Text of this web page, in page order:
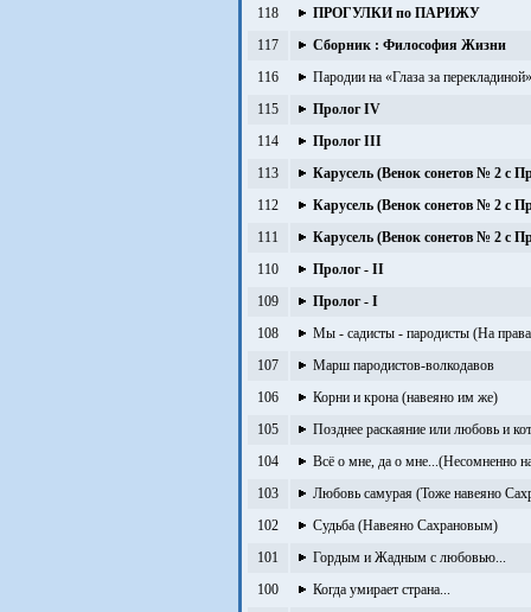
118
ПРОГУЛКИ по ПАРИЖУ
117
Сборник : Философия Жизни
116
Пародии на «Глаза за
115
Пролог IV
114
Пролог III
113
Карусель (Венок сонетов № 2 с
112
Карусель (Венок сонетов № 2 с
111
Карусель (Венок сонетов № 2 с
110
Пролог - II
109
Пролог - I
108
Мы - садисты - пародисты (На
107
Марш пародистов-волкодавов
106
Корни и крона (навеяно им же)
105
Позднее раскаяние или любовь и
104
Всё о мне, да о мне...(Несомненно
103
Любовь самурая (Тоже навеяно
102
Судьба (Навеяно Сахрановым)
101
Гордым и Жадным с любовью...
100
Когда умирает страна...